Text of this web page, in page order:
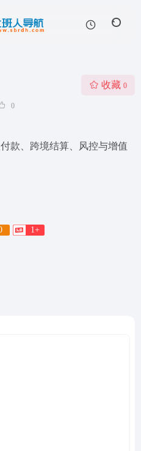
0
收藏 0
款、跨境结算、风控与增值
1+